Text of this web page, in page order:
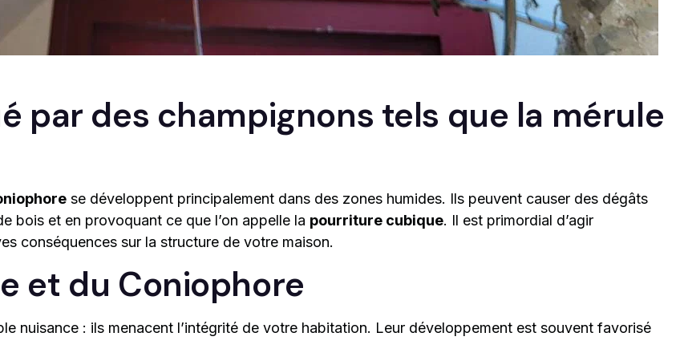
par des champignons tels que la mérule
se développent principalement dans des zones humides. Ils peuvent causer des dégâts
bois et en provoquant ce que l’on appelle la pourriture cubique. Il est primordial d’agir
conséquences sur la structure de votre maison.
et du Coniophore
nuisance : ils menacent l’intégrité de votre habitation. Leur développement est souvent favorisé